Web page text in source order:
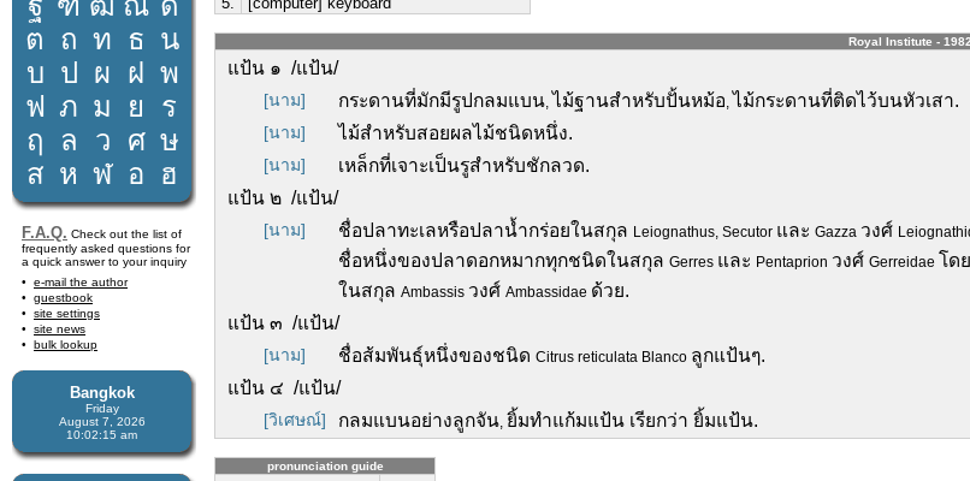
ต ถ ท ธ น
บ ป ผ ฝ พ
ฟ ภ ม ย
ร
ฤ
ล ว ศ ษ
ส ห ฬ อ ฮ
F.A.Q. Check out the list of
frequently asked questions for
a quick answer to your inquiry
e-mail the author
guestbook
site settings
site news
bulk lookup
Bangkok
Friday
August 7, 2026
10:02:15 am
Royal Institute - 1982
แป้น ๑ /แป้น/
[นาม] กระดานที่มักมีรูปกลมแบน, ไม้ฐานสำหรับปั้นหม้อ, ไม้กระดานที่ติดไว้บนหัวเสา.
[นาม] ไม้สำหรับสอยผลไม้ชนิดหนึ่ง.
[นาม]
เหล็กที่เจาะเป็นรูสำหรับชักลวด.
แป้น ๒ /แป้น/
[นาม] ชื่อปลาทะเลหรือปลาน้ำกร่อยในสกุล Leiognathus, Secutor และ Gazza วงศ์
ชื่อหนึ่งของปลาดอกหมากทุกชนิดในสกุล Gerres และ Pentaprion วงศ์ Gerreidae โด
ในสกุล Ambassis วงศ์ Ambassidae ด้วย.
แป้น ๓ /แป้น/
[นาม] ชื่อส้มพันธุ์หนึ่งของชนิด Citrus reticulata Blanco ลูกแป้นๆ.
แป้น ๔ /แป้น/
[วิเศษณ์] กลมแบนอย่างลูกจัน, ยิ้มทำแก้มแป้น เรียกว่า ยิ้มแป้น.
pronunciation guide